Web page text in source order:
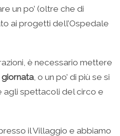
un po’ (oltre che di
ai progetti dell’Ospedale
è necessario mettere
, o un po’ di più se si
agli spettacoli del circo e
il Villaggio e abbiamo